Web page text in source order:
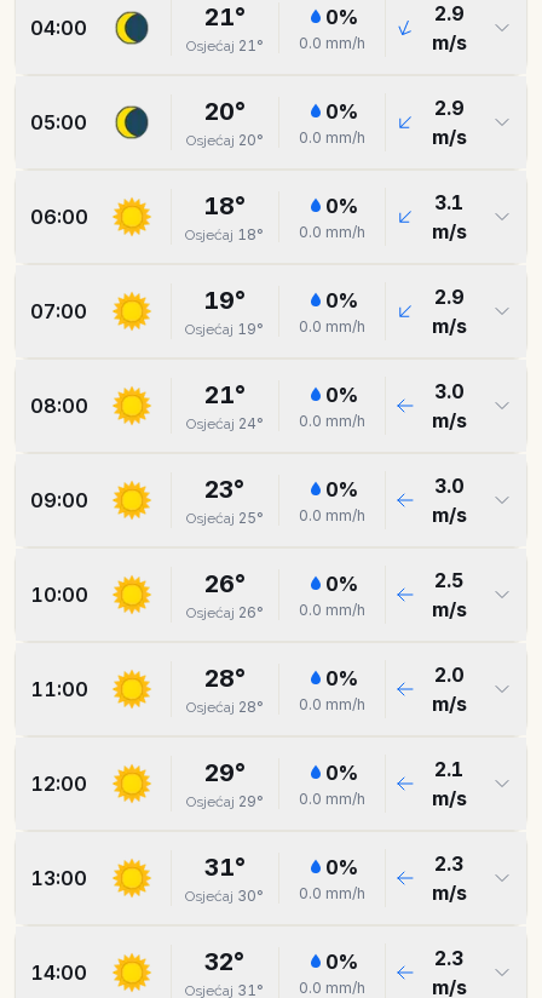
04:00 21°
Osjećaj 21°
0%
0.0 mm/h
2.9
m/s
05:00 20°
Osjećaj 20°
0%
0.0 mm/h
2.9
m/s
06:00 18°
Osjećaj 18°
0%
0.0 mm/h
3.1
m/s
07:00 19°
Osjećaj 19°
0%
0.0 mm/h
2.9
m/s
08:00 21°
Osjećaj 24°
0%
0.0 mm/h
3.0
m/s
09:00 23°
Osjećaj 25°
0%
0.0 mm/h
3.0
m/s
10:00 26°
Osjećaj 26°
0%
0.0 mm/h
2.5
m/s
11:00 28°
Osjećaj 28°
0%
0.0 mm/h
2.0
m/s
12:00 29°
Osjećaj 29°
0%
0.0 mm/h
2.1
m/s
13:00 31°
Osjećaj 30°
0%
0.0 mm/h
2.3
m/s
14:00 32°
Osjećaj 31°
0%
0.0 mm/h
2.3
m/s